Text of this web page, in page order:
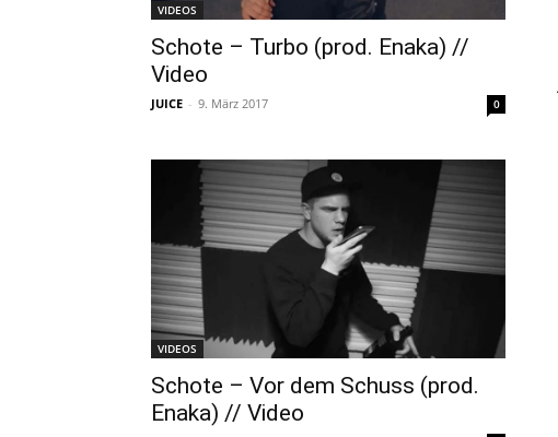
VIDEOS
Schote – Turbo (prod. Enaka) //
Video
JUICE - 9. März 2017 0
VIDEOS
Schote – Vor dem Schuss (prod.
Enaka) // Video